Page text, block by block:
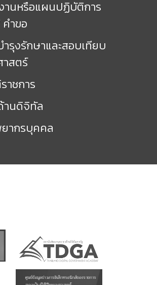
านหรือแผนปฏิบัติการ
ำขอ
รุงรักษาและสอบเทียบ
าสตร์
าชการ
นดิจิทัล
ากรบุคคล